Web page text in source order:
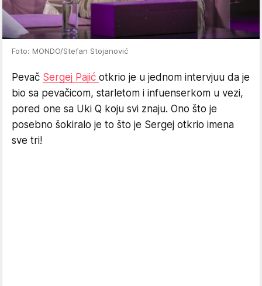
Foto: MONDO/Stefan Stojanović
Pevač Sergej Pajić otkrio je u jednom intervjuu da je
bio sa pevačicom, starletom i infuenserkom u vezi,
pored one sa Uki Q koju svi znaju. Ono što je
posebno šokiralo je to što je Sergej otkrio imena
sve tri!